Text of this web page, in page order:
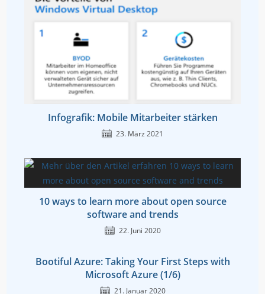
Infografik: Mobile Mitarbeiter stärken
23. März 2021
10 ways to learn more about open source
software and trends
22. Juni 2020
Bootiful Azure: Taking Your First Steps with
Microsoft Azure (1/6)
21. Januar 2020